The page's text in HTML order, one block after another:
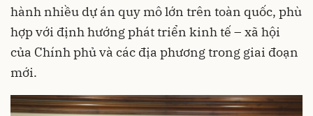
hành nhiều dự án quy mô lớn trên toàn quốc, phù
hợp với định hướng phát triển kinh tế – xã hội
của Chính phủ và các địa phương trong giai đoạn
mới.